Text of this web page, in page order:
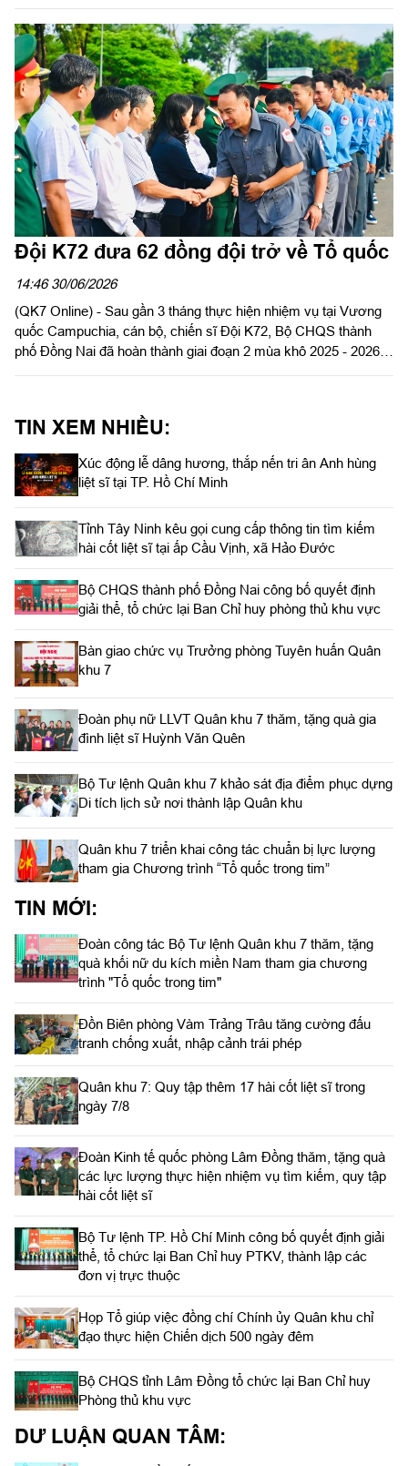
đoạn 2019 - 2025”. Đại tá Nguyễn Thanh Phong, Phó Bí thư
thường trực Đảng ủy Quân sự, Chính uỷ Bộ Chỉ huy Quân sự
Thành phố chủ trì hội nghị.
Đội K72 đưa 62 đồng đội trở về Tổ quốc
14:46 30/06/2026
(QK7 Online) - Sau gần 3 tháng thực hiện nhiệm vụ tại Vương
quốc Campuchia, cán bộ, chiến sĩ Đội K72, Bộ CHQS thành
phố Đồng Nai đã hoàn thành giai đoạn 2 mùa khô 2025 - 2026,
về với Tổ quốc, góp phần thực hiện hiệu quả chiến dịch “500
ngày đêm tìm kiếm, quy tập hài cốt liệt sĩ” của Quân khu 7.
TIN XEM NHIỀU:
Xúc động lễ dâng hương, thắp nến tri ân Anh hùng
liệt sĩ tại TP. Hồ Chí Minh
Tỉnh Tây Ninh kêu gọi cung cấp thông tin tìm kiếm
hài cốt liệt sĩ tại ấp Cầu Vịnh, xã Hảo Đước
Bộ CHQS thành phố Đồng Nai công bố quyết định
giải thể, tổ chức lại Ban Chỉ huy phòng thủ khu vực
Bàn giao chức vụ Trưởng phòng Tuyên huấn Quân
khu 7
Đoàn phụ nữ LLVT Quân khu 7 thăm, tặng quà gia
đình liệt sĩ Huỳnh Văn Quên
Bộ Tư lệnh Quân khu 7 khảo sát địa điểm phục dựng
Di tích lịch sử nơi thành lập Quân khu
Quân khu 7 triển khai công tác chuẩn bị lực lượng
tham gia Chương trình “Tổ quốc trong tim”
TIN MỚI:
Đoàn công tác Bộ Tư lệnh Quân khu 7 thăm, tặng
quà khối nữ du kích miền Nam tham gia chương
trình "Tổ quốc trong tim"
Đồn Biên phòng Vàm Trảng Trâu tăng cường đấu
tranh chống xuất, nhập cảnh trái phép
Quân khu 7: Quy tập thêm 17 hài cốt liệt sĩ trong
ngày 7/8
Đoàn Kinh tế quốc phòng Lâm Đồng thăm, tặng quà
các lực lượng thực hiện nhiệm vụ tìm kiếm, quy tập
hài cốt liệt sĩ
Bộ Tư lệnh TP. Hồ Chí Minh công bố quyết định giải
thể, tổ chức lại Ban Chỉ huy PTKV, thành lập các
đơn vị trực thuộc
Họp Tổ giúp việc đồng chí Chính ủy Quân khu chỉ
đạo thực hiện Chiến dịch 500 ngày đêm
Bộ CHQS tỉnh Lâm Đồng tổ chức lại Ban Chỉ huy
Phòng thủ khu vực
DƯ LUẬN QUAN TÂM: